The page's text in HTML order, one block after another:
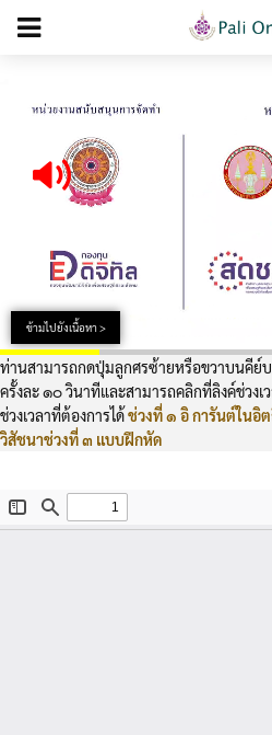
add_action('wp_footer', function () { echo '
ข้ามไปยังเนื้อหา >
ท่านสามารถกดปุ่มลูกศรซ้ายหรือขวาบนคีย์
ครั้งละ ๑๐ วินาทีและสามารถคลิกที่ลิงค์ช่วงเ
ช่วงเวลาที่ต้องการได้ช่วงที่ ๑ อิ การันต์ในอิ
วิสัชนาช่วงที่ ๓ แบบฝึกหัด